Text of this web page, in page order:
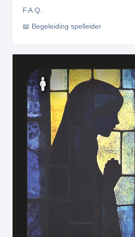
F.A.Q.
📖 Begeleiding spelleider